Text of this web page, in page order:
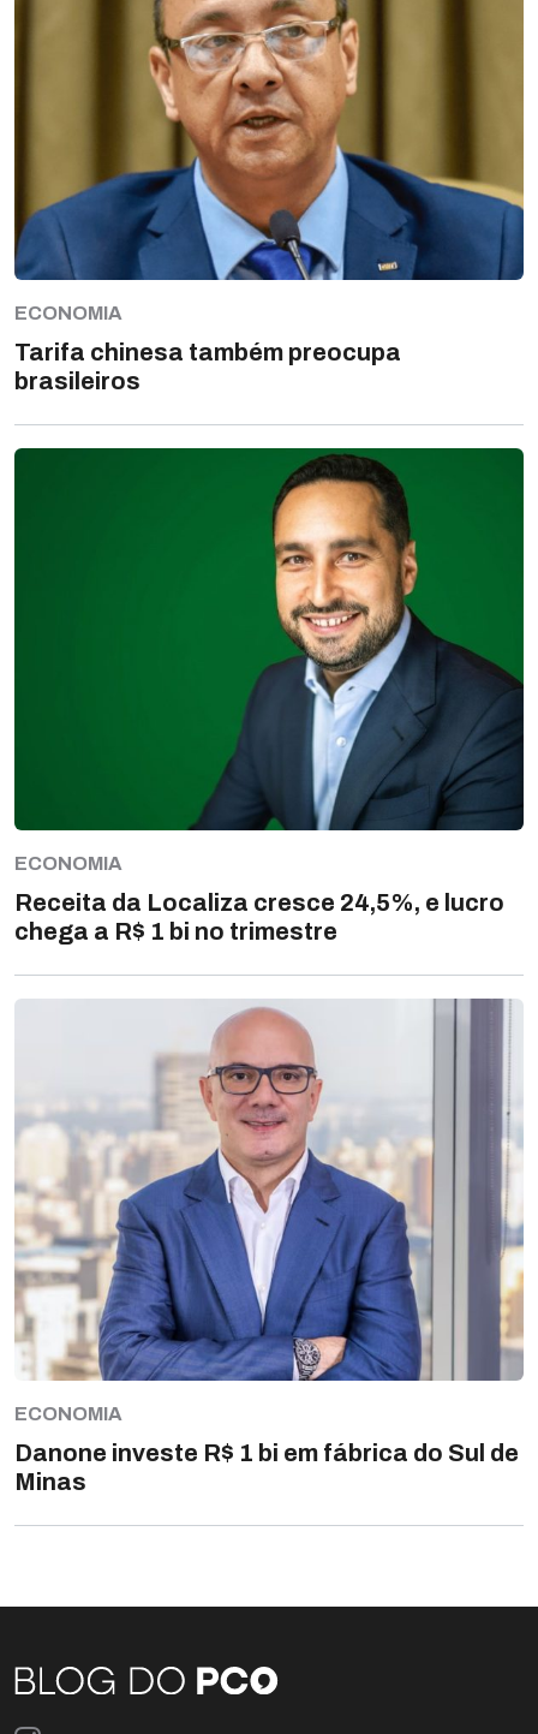
ECONOMIA
Tarifa chinesa também preocupa
brasileiros
ECONOMIA
Receita da Localiza cresce 24,5%, e lucro
chega a R$ 1 bi no trimestre
ECONOMIA
Danone investe R$ 1 bi em fábrica do Sul de
Minas